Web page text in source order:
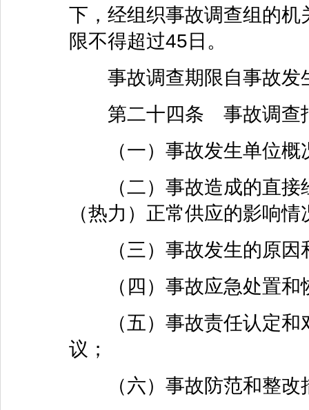
下，经组织事故调查组的
限不得超过45日。
事故调查期限自事故发
第二十四条 事故调查报
（一）事故发生单位概
（二）事故造成的直接
（热力）正常供应的影响情
（三）事故发生的原因
（四）事故应急处置和
（五）事故责任认定和
议；
（六）事故防范和整改